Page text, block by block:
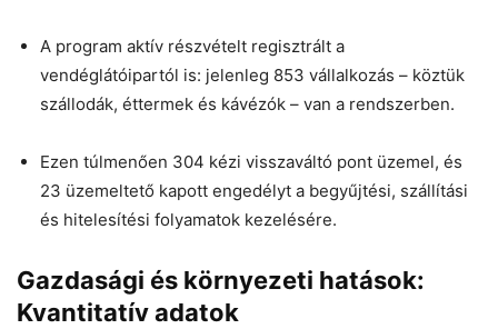
A program aktív részvételt regisztrált a
vendéglátóipartól is: jelenleg 853 vállalkozás – köztük
szállodák, éttermek és kávézók – van a rendszerben.
Ezen túlmenően 304 kézi visszaváltó pont üzemel, és
23 üzemeltető kapott engedélyt a begyűjtési, szállítási
és hitelesítési folyamatok kezelésére.
Gazdasági és környezeti hatások:
Kvantitatív adatok